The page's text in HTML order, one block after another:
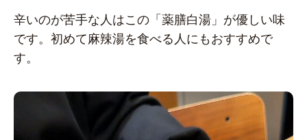
辛いのが苦手な人はこの「薬膳白湯」が優しい味
です。初めて麻辣湯を食べる人にもおすすめで
す。